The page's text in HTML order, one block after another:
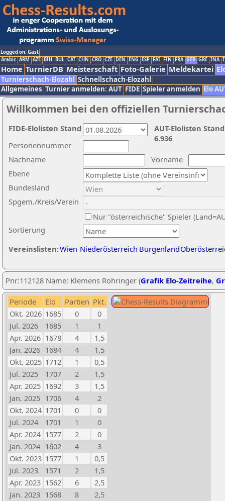
Logged on: Gast
Arabic ARM AZE BIH BUL CAT CHN CRO CZE DEN ENG ESP FAI FIN FRA GER GRE INA
Home TurnierDB Meisterschaft Foto-Galerie Meldekartei
Turnierschach-Elozahl Schnellschach-Elozahl
Allgemeines Turnier anmelden: AUT FIDE Spieler anmelden Elo
Willkommen bei den offiziellen
Nachname
Vorname
Ebene
Sortierung
Personennummer
Bundesland
Spgem./Kreis/Verein
Nur "österreichische" Spieler
Vereinslisten:Wien Niederösterreich Burgenland
AUT-Elolisten
6.936
FIDE-Elolisten Stand
Pnr:112128 Name: Klemens Rohringer (Grafik Elo-Zeitreihe,
Periode Elo Partien Pkt.
Okt. 2026 1685 0
0
Jul. 2026
1685 1
1
Apr. 2026 1678 4
1,5
Jan. 2026 1684 4
1,5
Okt. 2025 1712 1
0,5
Jul. 2025
1707 2
1,5
Apr. 2025 1692 3
1,5
Jan. 2025 1706 4
2
Okt. 2024 1701 0
0
Jul. 2024
1701 1
0
Apr. 2024 1577 2
0
Jan. 2024 1602 4
3
Okt. 2023 1577 1
0,5
Jul. 2023
1571 2
1,5
Apr. 2023 1562 6
2,5
Jan. 2023 1568 8
2,5